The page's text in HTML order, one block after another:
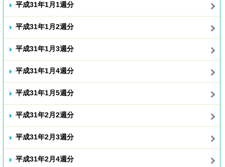
平成31年1月1週分
平成31年1月2週分
平成31年1月3週分
平成31年1月4週分
平成31年1月5週分
平成31年2月2週分
平成31年2月3週分
平成31年2月4週分